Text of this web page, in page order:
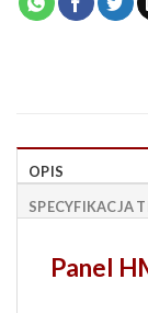
OPIS
SPECYFIKACJA
Panel